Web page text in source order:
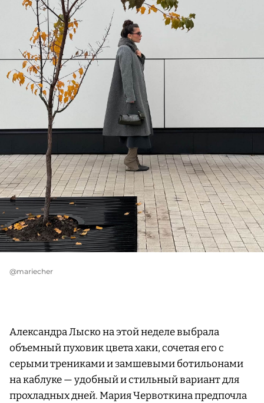
@mariecher
Александра Лыско на этой неделе выбрала
объемный пуховик цвета хаки, сочетая его с
серыми трениками и замшевыми ботильонами
на каблуке — удобный и стильный вариант для
прохладных дней. Мария Червоткина предпочла